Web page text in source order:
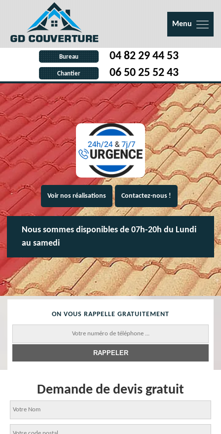
Menu
Bureau 04 82 29 44 53
Chantier 06 50 25 52 43
Voir nos réalisations Contactez-nous !
Nous sommes disponibles de 07h-20h du Lundi
au samedi
ON VOUS RAPPELLE GRATUITEMENT
Demande de devis gratuit